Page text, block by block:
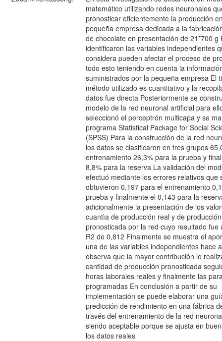
matemático utilizando redes neuronales
pronosticar eficientemente la producción
pequeña empresa dedicada a la
de chocolate en presentación de 21*700 g
identificaron las variables independientes
considera pueden afectar el proceso de
todo esto teniendo en cuenta la
suministrados por la pequeña empresa El
método utilizado es cuantitativo y la
datos fue directa Posteriormente se
modelo de la red neuronal artificial para
seleccionó el perceptrón multicapa y se
programa Statistical Package for Social
(SPSS) Para la construcción de la red
los datos se clasificaron en tres grupos
entrenamiento 26,3% para la prueba y
8,8% para la reserva La validación del
efectuó mediante los errores relativos que
obtuvieron 0,197 para el entrenamiento
prueba y finalmente el 0,143 para la
adicionalmente la presentación de los
cuantìa de producción real y de producción
pronosticada por la red cuyo resultado fue
R2 de 0,812 Finalmente se muestra el
una de las variables independientes hace
observa que la mayor contribución lo
cantidad de producción pronosticada
horas laborales reales y finalmente las
programadas En conclusión a partir de su
implementación se puede elaborar una
predicción de rendimiento en una fábrica
través del entrenamiento de la red
siendo aceptable porque se ajusta en
los datos reales